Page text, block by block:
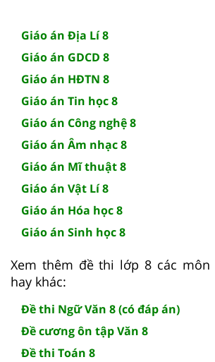
Giáo án Địa Lí 8
Giáo án GDCD 8
Giáo án HĐTN 8
Giáo án Tin học 8
Giáo án Công nghệ 8
Giáo án Âm nhạc 8
Giáo án Mĩ thuật 8
Giáo án Vật Lí 8
Giáo án Hóa học 8
Giáo án Sinh học 8
Xem thêm đề thi lớp 8 các môn
hay khác:
Đề thi Ngữ Văn 8 (có đáp án)
Đề cương ôn tập Văn 8
Đề thi Toán 8